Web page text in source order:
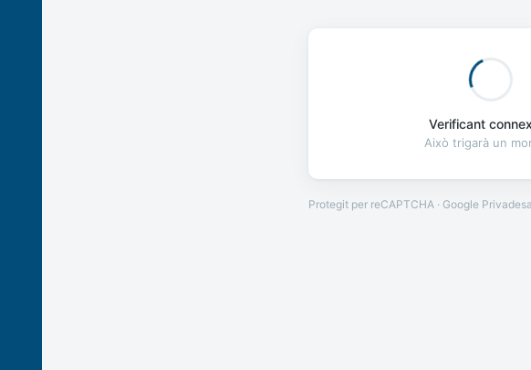
Verificant
Això trigarà un
Protegit per reCAPTCHA · Google Privadesa